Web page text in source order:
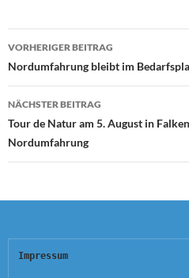
Beitragsnavigation
VORHERIGER BEITRAG
Nordumfahrung bleibt im
NÄCHSTER BEITRAG
Tour de Natur am 5. August in
Nordumfahrung
Impressum